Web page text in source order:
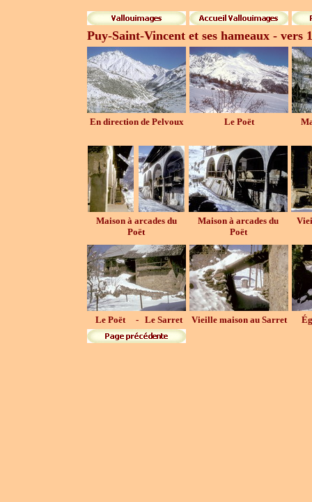
Puy-Saint-Vincent et ses hameaux - vers
En direction de Pelvoux Le Poët
Maison à arcades du
Poët
Maison à arcades du
Poët
Le Poët - Le Sarret Vieille maison au Sarret